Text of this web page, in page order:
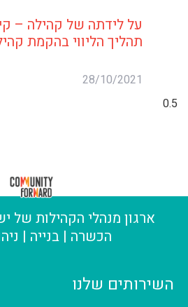
על לידתה של קהילה –
תהליך הליווי בהקמת
28/10/2021
ארגון מנהלי הקהילות של
הכשרה | בנייה |
השירותים שלנו